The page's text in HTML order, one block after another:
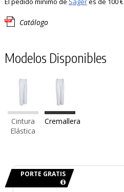
Catálogo
Modelos Disponibles
Cintura
Elástica
Cremallera
PORTE GRATIS